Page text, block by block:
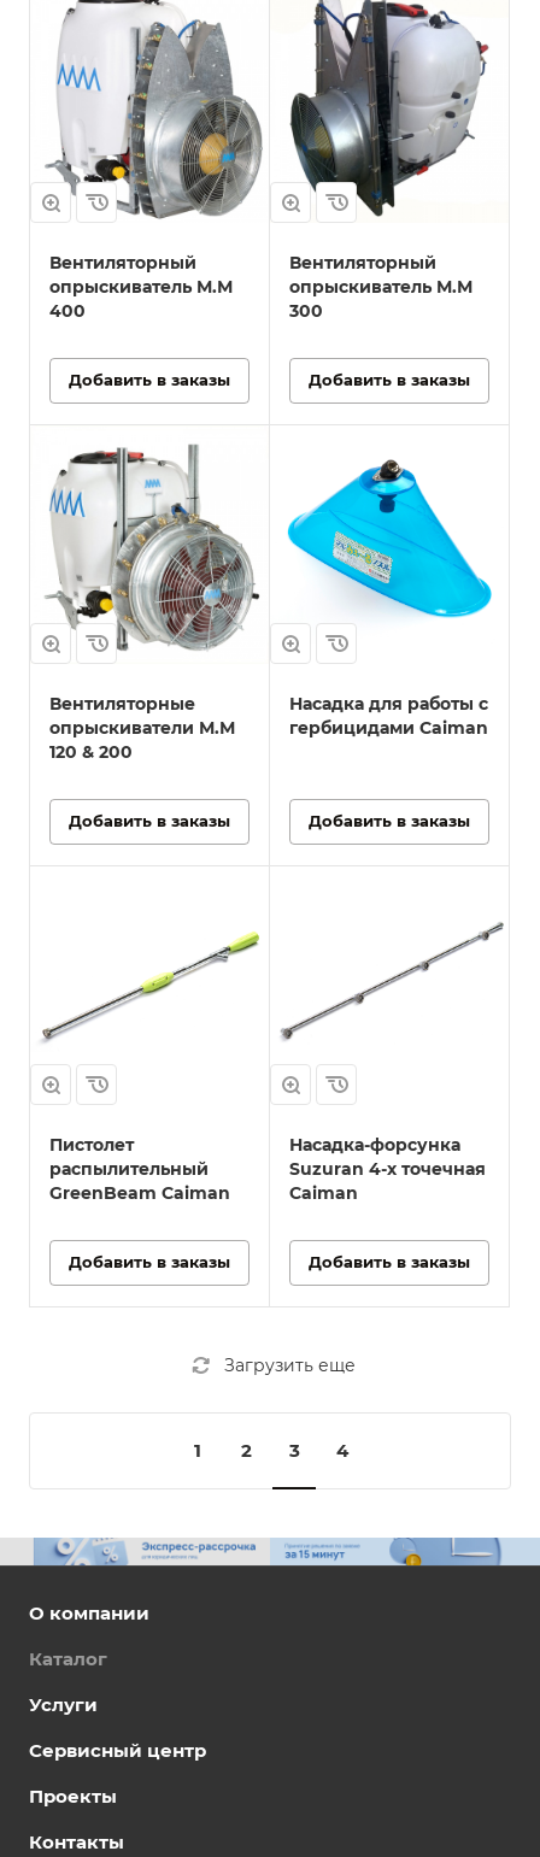
Вентиляторный
опрыскиватель М.М
400
Добавить в заказы
Вентиляторный
опрыскиватель М.М
300
Добавить в заказы
Вентиляторные
опрыскиватели М.М
120 & 200
Добавить в заказы
Насадка для работы с
гербицидами Caiman
Добавить в заказы
Пистолет
распылительный
GreenBeam Caiman
Добавить в заказы
Насадка-форсунка
Suzuran 4-х точечная
Caiman
Добавить в заказы
Загрузить еще
1 2 3 4
О компании
Каталог
Услуги
Сервисный центр
Проекты
Контакты